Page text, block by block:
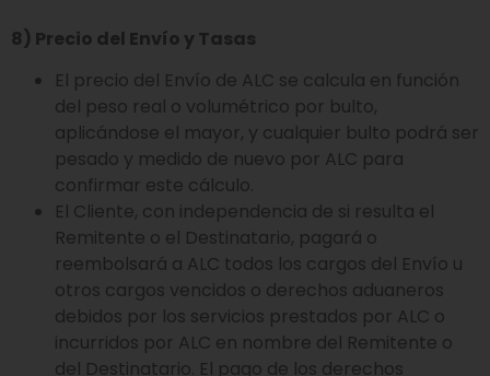
8) Precio del Envío y Tasas
El precio del Envío de ALC se calcula en función
del peso real o volumétrico por bulto,
aplicándose el mayor, y cualquier bulto podrá ser
pesado y medido de nuevo por ALC para
confirmar este cálculo.
El Cliente, con independencia de si resulta el
Remitente o el Destinatario, pagará o
reembolsará a ALC todos los cargos del Envío u
otros cargos vencidos o derechos aduaneros
debidos por los servicios prestados por ALC o
incurridos por ALC en nombre del Remitente o
del Destinatario. El pago de los derechos